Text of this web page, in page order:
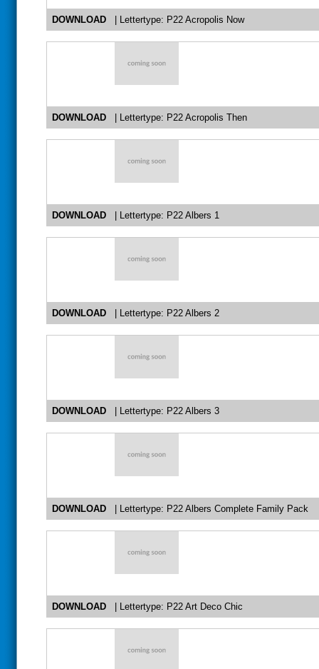
DOWNLOAD | Lettertype: P22 Acropolis Now
DOWNLOAD | Lettertype: P22 Acropolis Then
DOWNLOAD | Lettertype: P22 Albers 1
DOWNLOAD | Lettertype: P22 Albers 2
DOWNLOAD | Lettertype: P22 Albers 3
DOWNLOAD | Lettertype: P22 Albers Complete Family Pack
DOWNLOAD | Lettertype: P22 Art Deco Chic